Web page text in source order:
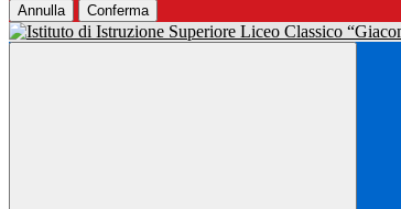
Annulla Conferma